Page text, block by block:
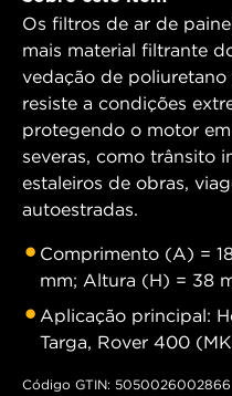
Os filtros de ar de
mais material filtrante
vedação de
resiste a condições
protegendo o motor
severas, como trânsito
estaleiros de obras,
autoestradas.
Comprimento (A) =
mm; Altura (H) = 38
Aplicação principal:
Targa, Rover 400
Código GTIN: 5050026002866